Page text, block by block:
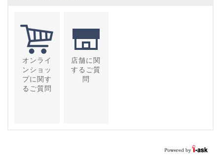
オンライ
ンショッ
プに関す
るご質問
店舗に関
するご質
問